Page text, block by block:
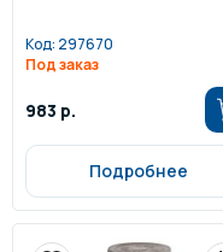
Код: 297670
Под заказ
983 р.
Подробнее